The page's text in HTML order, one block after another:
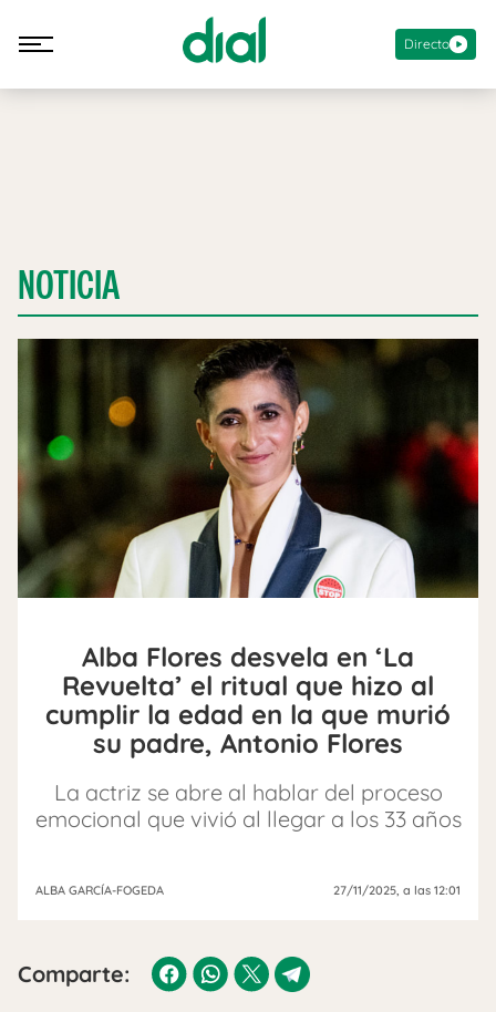
Directo
NOTICIA
Alba Flores desvela en ‘La
Revuelta’ el ritual que hizo al
cumplir la edad en la que murió
su padre, Antonio Flores
La actriz se abre al hablar del proceso
emocional que vivió al llegar a los 33 años
ALBA GARCÍA-FOGEDA 27/11/2025, a las 12:01
Comparte: